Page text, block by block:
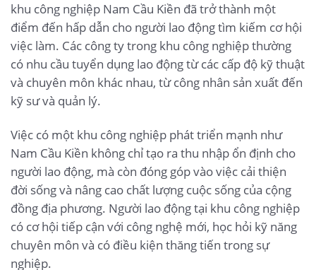
khu công nghiệp Nam Cầu Kiền đã trở thành một
điểm đến hấp dẫn cho người lao động tìm kiếm cơ hội
việc làm. Các công ty trong khu công nghiệp thường
có nhu cầu tuyển dụng lao động từ các cấp độ kỹ thuật
và chuyên môn khác nhau, từ công nhân sản xuất đến
kỹ sư và quản lý.
Việc có một khu công nghiệp phát triển mạnh như
Nam Cầu Kiền không chỉ tạo ra thu nhập ổn định cho
người lao động, mà còn đóng góp vào việc cải thiện
đời sống và nâng cao chất lượng cuộc sống của cộng
đồng địa phương. Người lao động tại khu công nghiệp
có cơ hội tiếp cận với công nghệ mới, học hỏi kỹ năng
chuyên môn và có điều kiện thăng tiến trong sự
nghiệp.